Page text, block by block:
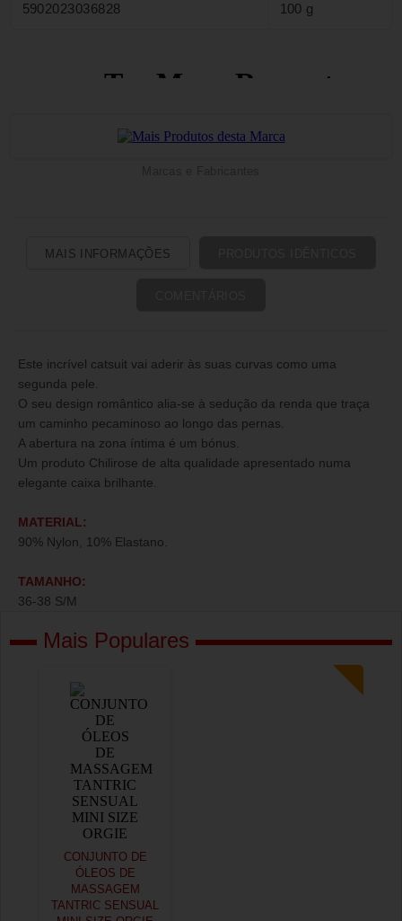
5902023036828 100 g
MAIS INFORMAÇÕES
Este incrível catsuit vai aderir às suas curvas como uma
segunda pele.
O seu design romântico alia-se à sedução da renda que traça
um caminho pecaminoso ao longo das pernas.
A abertura na zona íntima é um bónus.
Um produto Chilirose de alta qualidade apresentado numa
elegante caixa brilhante.
MATERIAL:
90% Nylon, 10% Elastano.
TAMANHO:
36-38 S/M
Mais Populares
CONJUNTO DE
ÓLEOS DE
MASSAGEM
TANTRIC SENSUAL